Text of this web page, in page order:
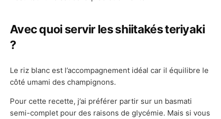
Avec quoi servir les shiitakés teriyaki
?
Le riz blanc est l’accompagnement idéal car il équilibre le
côté umami des champignons.
Pour cette recette, j’ai préférer partir sur un basmati
semi-complet pour des raisons de glycémie. Mais si vous